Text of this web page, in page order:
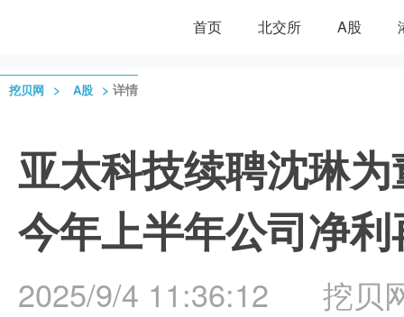
首页 北交所 A股
挖贝网 > A股 > 详情
亚太科技续聘沈琳
今年上半年公司净
2025/9/4 11:36:12 挖贝